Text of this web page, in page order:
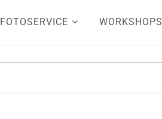
FOTOSERVICE WORKSHOPS